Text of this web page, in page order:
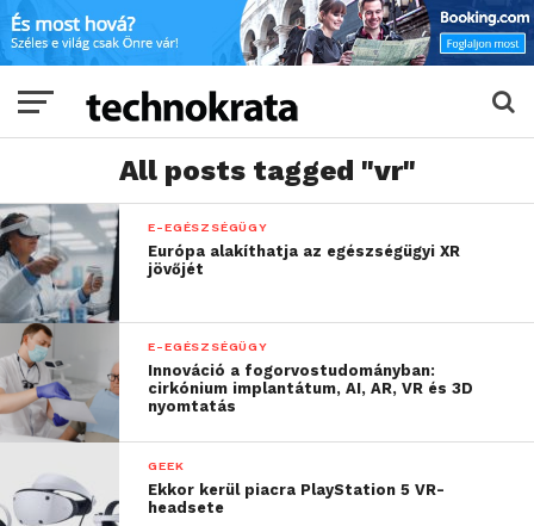
All posts tagged "vr"
E-EGÉSZSÉGÜGY
Európa alakíthatja az egészségügyi XR
jövőjét
E-EGÉSZSÉGÜGY
Innováció a fogorvostudományban:
cirkónium implantátum, AI, AR, VR és 3D
nyomtatás
GEEK
Ekkor kerül piacra PlayStation 5 VR-
headsete